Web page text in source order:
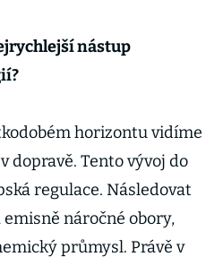
nástup
horizontu vidíme
dopravě. Tento vývoj do
regulace. Následovat
náročné obory,
průmysl. Právě v